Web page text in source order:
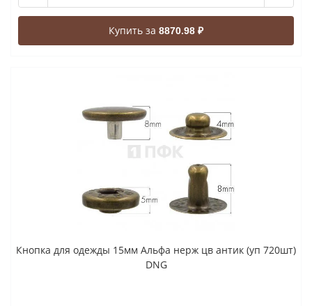
Купить за 8870.98 ₽
Кнопка для одежды 15мм Альфа нерж цв антик (уп 720шт)
DNG